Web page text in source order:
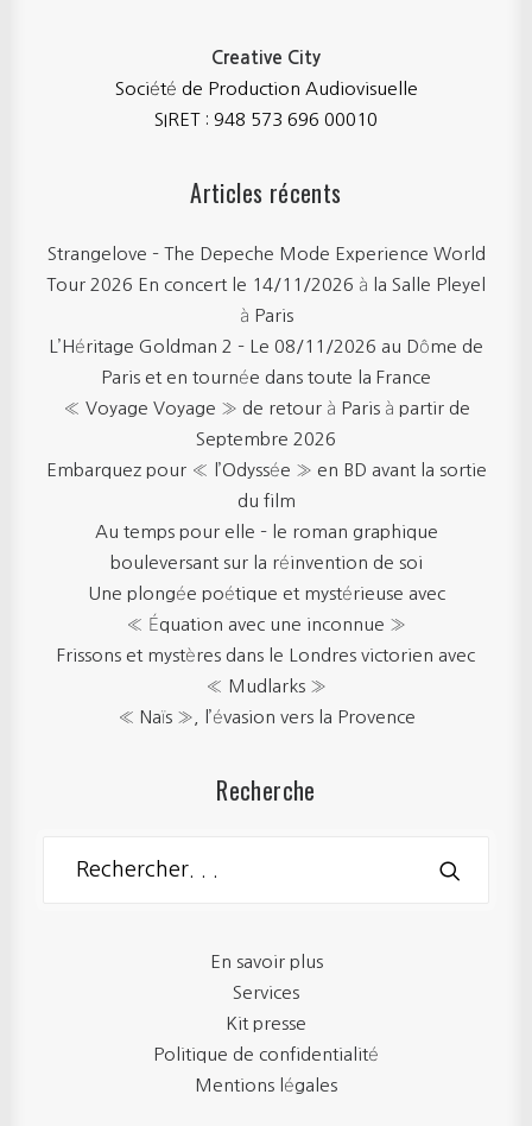
Creative City
Société de Production Audiovisuelle
SIRET : 948 573 696 00010
Articles récents
Strangelove – The Depeche Mode Experience World
Tour 2026 En concert le 14/11/2026 à la Salle Pleyel
à Paris
L’Héritage Goldman 2 – Le 08/11/2026 au Dôme de
Paris et en tournée dans toute la France
« Voyage Voyage » de retour à Paris à partir de
Septembre 2026
Embarquez pour « l’Odyssée » en BD avant la sortie
du film
Au temps pour elle – le roman graphique
bouleversant sur la réinvention de soi
Une plongée poétique et mystérieuse avec
« Équation avec une inconnue »
Frissons et mystères dans le Londres victorien avec
« Mudlarks »
« Naïs », l’évasion vers la Provence
Recherche
En savoir plus
Services
Kit presse
Politique de confidentialité
Mentions légales